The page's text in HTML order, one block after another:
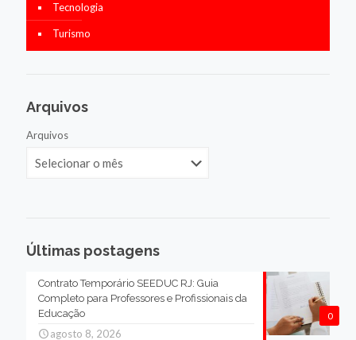
Tecnologia
Turismo
Arquivos
Arquivos
Últimas postagens
0
Contrato Temporário SEEDUC RJ: Guia
Completo para Professores e Profissionais da
Educação
agosto 8, 2026